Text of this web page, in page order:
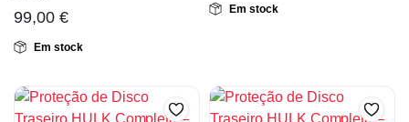
99,00 €
Em stock
Em stock